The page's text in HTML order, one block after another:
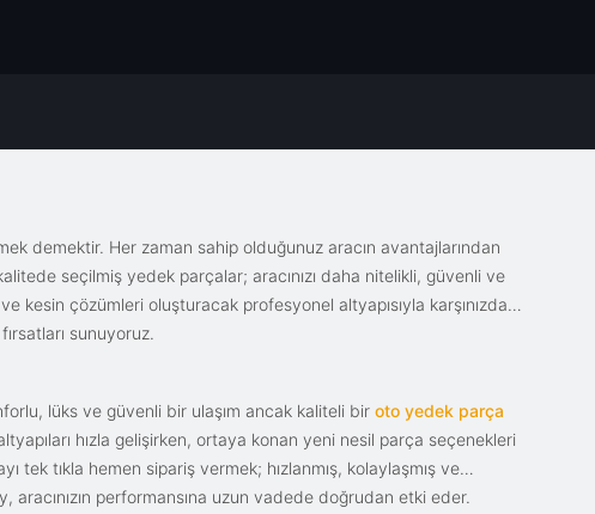
demektir. Her zaman sahip olduğunuz aracın avantajlarından
seçilmiş yedek parçalar; aracınızı daha nitelikli, güvenli ve
kesin çözümleri oluşturacak profesyonel altyapısıyla karşınızda.
sunuyoruz.
lüks ve güvenli bir ulaşım ancak kaliteli bir oto yedek parça
hızla gelişirken, ortaya konan yeni nesil parça seçenekleri
tek tıkla hemen sipariş vermek; hızlanmış, kolaylaşmış ve
performansına uzun vadede doğrudan etki eder.